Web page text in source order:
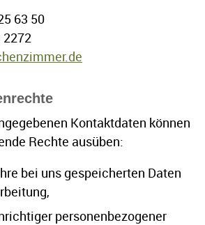
63 50
2272
Kontaktdaten können
Rechte ausüben:
bei uns gespeicherten Daten
personenbezogener